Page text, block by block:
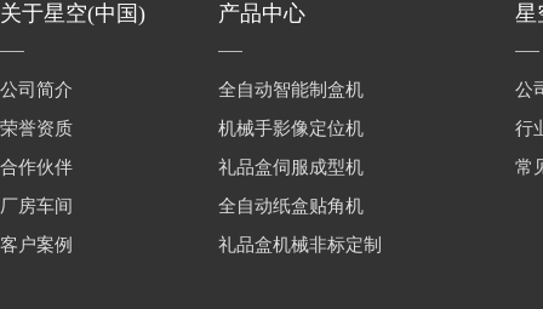
关于星空(中国)
公司简介
荣誉资质
合作伙伴
厂房车间
客户案例
产品中心
全自动智能制盒机
机械手影像定位机
礼品盒伺服成型机
全自动纸盒贴角机
礼品盒机械非标定制
星
公
行
常